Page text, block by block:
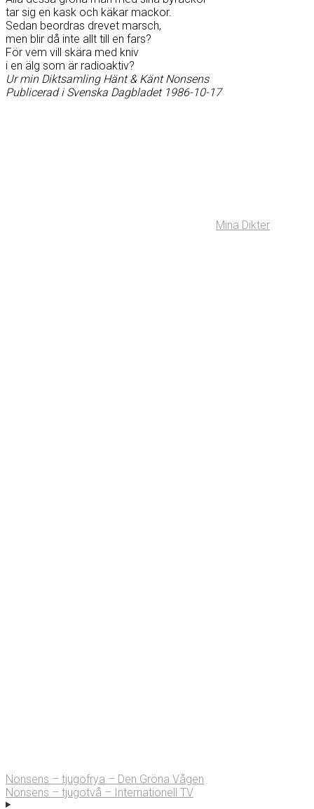
tar sig en kask och käkar mackor.
Sedan beordras drevet marsch,
men blir då inte allt till en fars?
För vem vill skära med kniv
i en älg som är radioaktiv?
Ur min Diktsamling Hänt & Känt Nonsens
Publicerad i Svenska Dagbladet 1986-10-17
Mina Dikter
Nonsens – tjugofrya – Den Gröna Vågen
Nonsens – tjugotvå – Internationell TV